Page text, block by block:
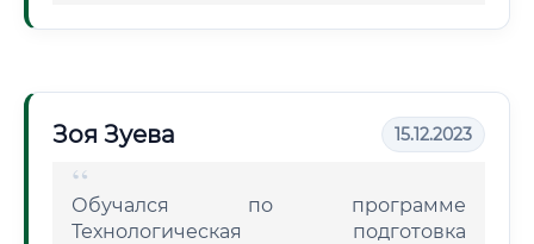
Зоя Зуева 15.12.2023
Обучался по программе
Технологическая подготовка